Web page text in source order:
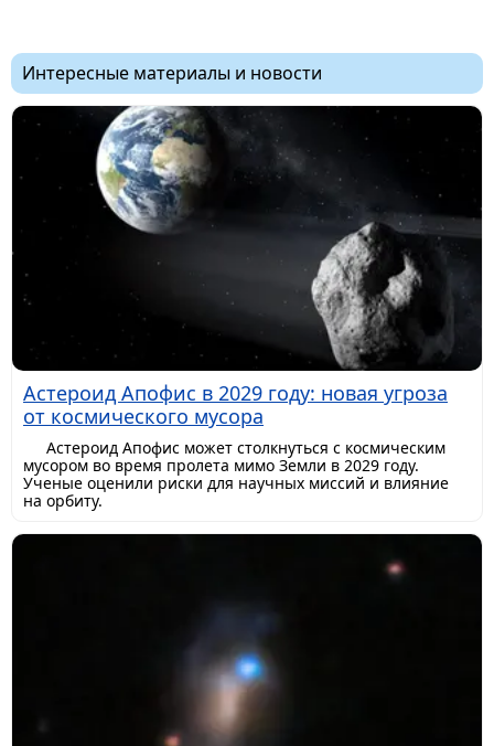
Интересные материалы и новости
Астероид Апофис в 2029 году: новая угроза
от космического мусора
Астероид Апофис может столкнуться с космическим
мусором во время пролета мимо Земли в 2029 году.
Ученые оценили риски для научных миссий и влияние
на орбиту.